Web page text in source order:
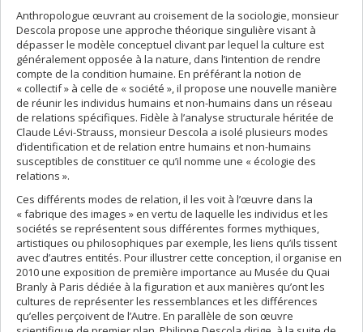
Anthropologue œuvrant au croisement de la sociologie, monsieur
Descola propose une approche théorique singulière visant à
dépasser le modèle conceptuel clivant par lequel la culture est
généralement opposée à la nature, dans l’intention de rendre
compte de la condition humaine. En préférant la notion de
« collectif » à celle de « société », il propose une nouvelle manière
de réunir les individus humains et non-humains dans un réseau
de relations spécifiques. Fidèle à l’analyse structurale héritée de
Claude Lévi-Strauss, monsieur Descola a isolé plusieurs modes
d’identification et de relation entre humains et non-humains
susceptibles de constituer ce qu’il nomme une « écologie des
relations ».
Ces différents modes de relation, il les voit à l’œuvre dans la
« fabrique des images » en vertu de laquelle les individus et les
sociétés se représentent sous différentes formes mythiques,
artistiques ou philosophiques par exemple, les liens qu’ils tissent
avec d’autres entités. Pour illustrer cette conception, il organise en
2010 une exposition de première importance au Musée du Quai
Branly à Paris dédiée à la figuration et aux manières qu’ont les
cultures de représenter les ressemblances et les différences
qu’elles perçoivent de l’Autre. En parallèle de son œuvre